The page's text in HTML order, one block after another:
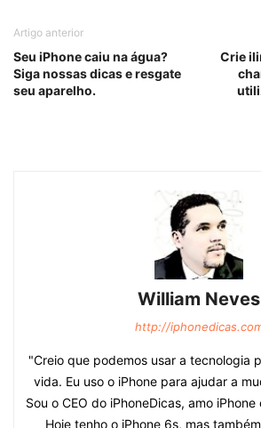
Artigo anterior
Seu iPhone caiu na água?
Siga nossas dicas e resgate
seu aparelho.
Crie
William Neves
http://
"Creio que podemos usar a tecnologia
vida. Eu uso o iPhone para ajudar a
Sou o CEO do iPhoneDicas, amo
Hoje tenho o iPhone 6s, mas